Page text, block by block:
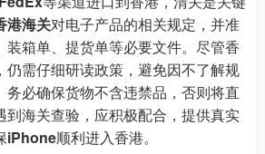
港海关对电子产品的相关规定，并准
装箱单、提货单等必要文件。尽管香
仍需仔细研读政策，避免因不了解规
务必确保货物不含违禁品，否则将直
到海关查验，应积极配合，提供真实
iPhone顺利进入香港。